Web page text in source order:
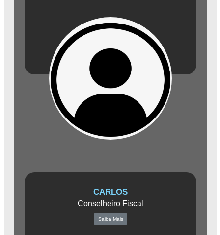
oferece serviços de excelência em assessoria contábil, fiscal e
trabalhista para empresas de diversos segmentos
Além de sua atuação como contador, Luciano desempenha o
importante papel de Conselheiro Fiscal da Associação Comercial de
Amparo. Sua visão estratégica e conhecimento técnico são valiosos
para auxiliar no desenvolvimento e na sustentabilidade dos negócios
CARLOS
Conselheiro Fiscal
Saiba Mais